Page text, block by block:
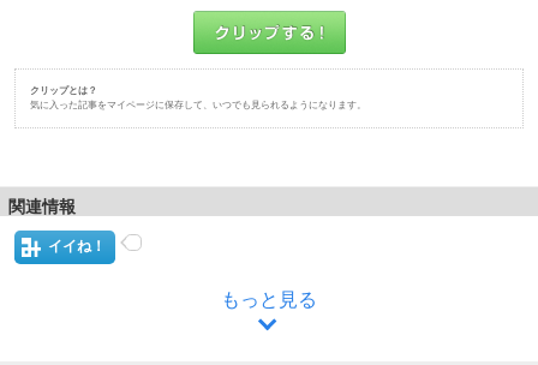
クリップとは？
気に入った記事をマイページに保存して、いつでも見られるようになります。
関連情報
イイね！
もっと見る